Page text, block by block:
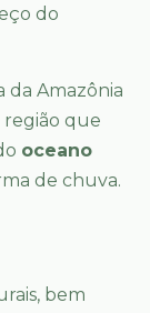
do
da Amazônia
região que
oceano
de chuva.
bem